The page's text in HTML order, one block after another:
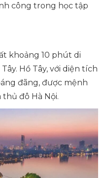
công trong học tập
khoảng 10 phút di
Hồ Tây, với diện tích
đãng, được mệnh
đô Hà Nội.